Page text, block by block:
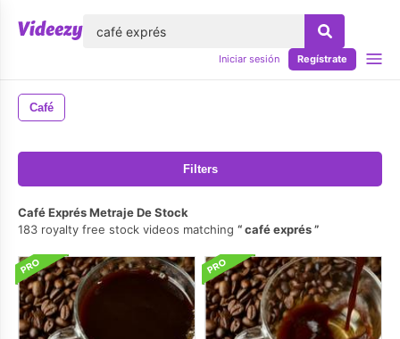
Iniciar sesión Regístrate
Café
Filters
Café Exprés Metraje De Stock
183 royalty free stock videos matching
café exprés